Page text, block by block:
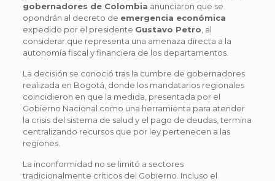
gobernadores de Colombia anunciaron que se
opondrán al decreto de emergencia económica
expedido por el presidente Gustavo Petro , al
considerar que representa una amenaza directa a la
autonomía fiscal y financiera de los departamentos.
La decisión se conoció tras la cumbre de gobernadores
realizada en Bogotá, donde los mandatarios regionales
coincidieron en que la medida, presentada por el
Gobierno Nacional como una herramienta para atender
la crisis del sistema de salud y el pago de deudas, termina
centralizando recursos que por ley pertenecen a las
regiones.
La inconformidad no se limitó a sectores
tradicionalmente críticos del Gobierno. Incluso el